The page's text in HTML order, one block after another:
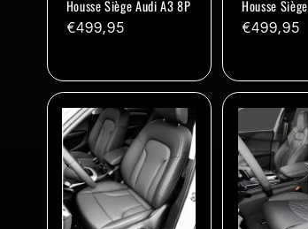
t
i
o
n
Housse Siège Audi A3 8P
Prix
€499,95
Housse
Prix
€499,95